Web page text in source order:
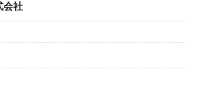
会社